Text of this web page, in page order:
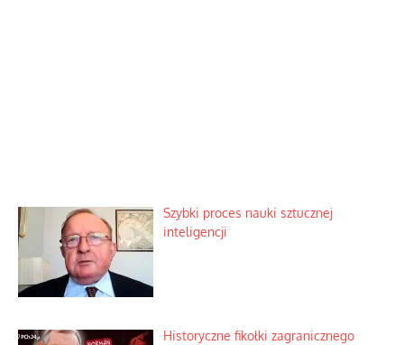
Szybki proces nauki sztucznej
inteligencji
Historyczne fikołki zagranicznego